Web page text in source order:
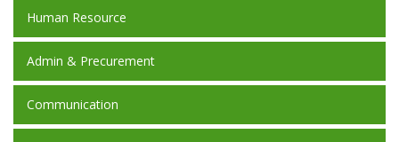
Human Resource
Admin & Precurement
Communication